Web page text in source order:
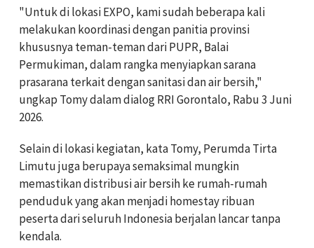
"Untuk di lokasi EXPO, kami sudah beberapa kali
melakukan koordinasi dengan panitia provinsi
khususnya teman-teman dari PUPR, Balai
Permukiman, dalam rangka menyiapkan sarana
prasarana terkait dengan sanitasi dan air bersih,"
ungkap Tomy dalam dialog RRI Gorontalo, Rabu 3 Juni
2026.
Selain di lokasi kegiatan, kata Tomy, Perumda Tirta
Limutu juga berupaya semaksimal mungkin
memastikan distribusi air bersih ke rumah-rumah
penduduk yang akan menjadi homestay ribuan
peserta dari seluruh Indonesia berjalan lancar tanpa
kendala.